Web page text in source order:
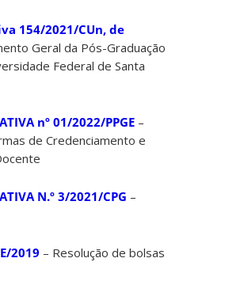
154/2021/CUn, de
Geral da Pós-Graduação
Federal de Santa
nº 01/2022/PPGE –
de Credenciamento e
N.º 3/2021/CPG –
2019 – Resolução de bolsas